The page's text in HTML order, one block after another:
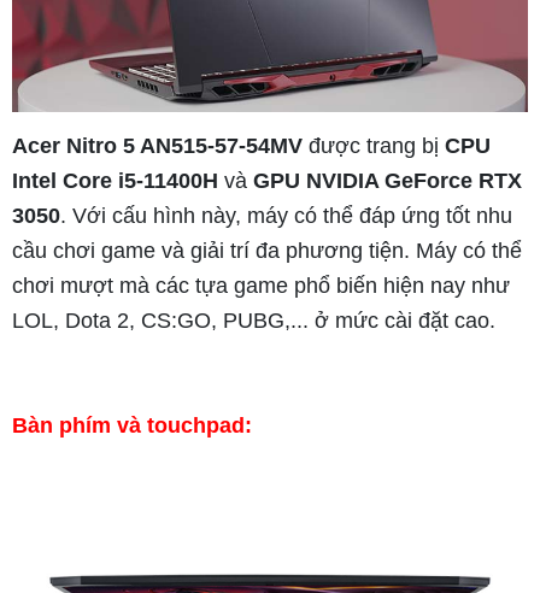
Acer Nitro 5 AN515-57-54MV được trang bị CPU
Intel Core i5-11400H và GPU NVIDIA GeForce RTX
3050. Với cấu hình này, máy có thể đáp ứng tốt nhu
cầu chơi game và giải trí đa phương tiện. Máy có thể
chơi mượt mà các tựa game phổ biến hiện nay như
LOL, Dota 2, CS:GO, PUBG,... ở mức cài đặt cao.
Bàn phím và touchpad: